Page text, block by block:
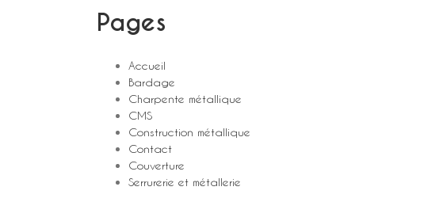
Pages
Accueil
Bardage
Charpente métallique
CMS
Construction métallique
Contact
Couverture
Serrurerie et métallerie